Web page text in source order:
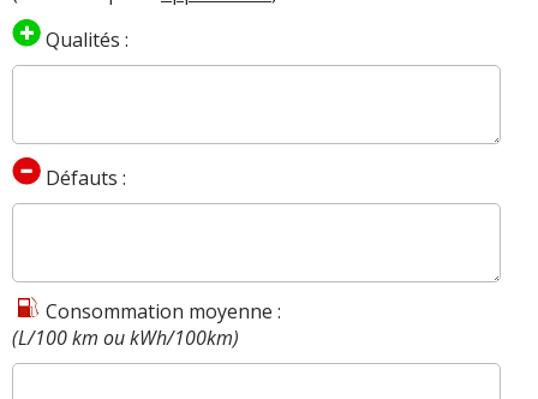
Qualités :
Défauts :
Consommation moyenne :
(L/100 km ou kWh/100km)